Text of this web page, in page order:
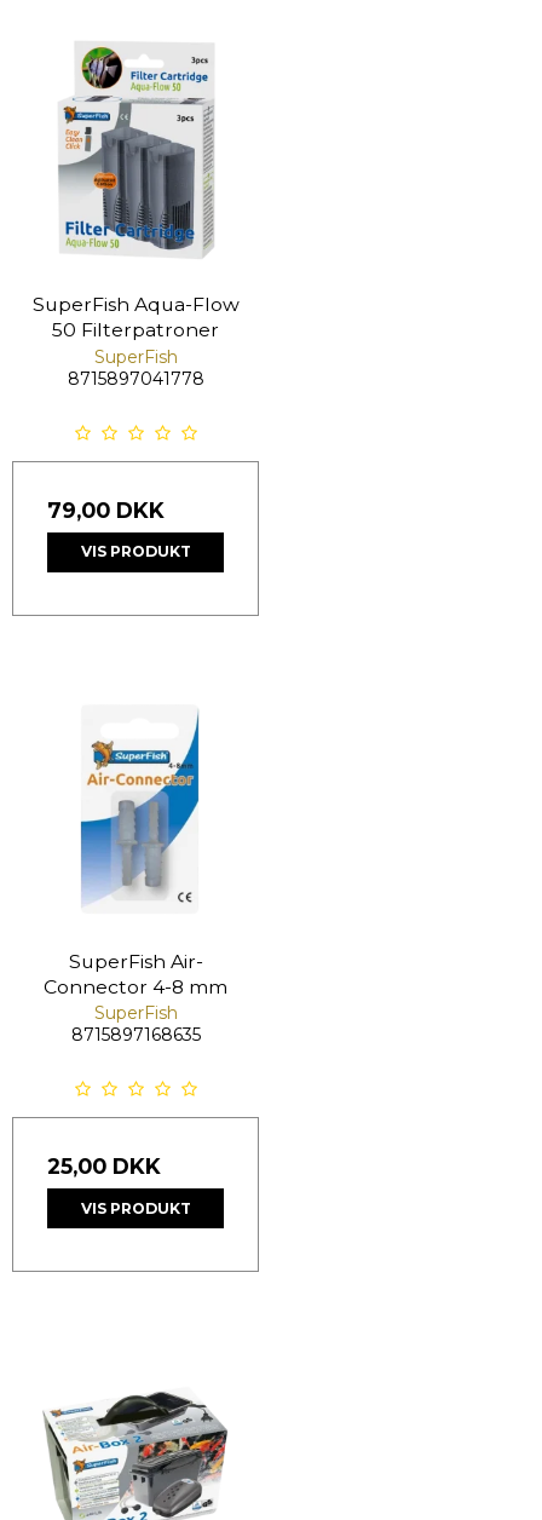
SuperFish Aqua-Flow
50 Filterpatroner
SuperFish
8715897041778
79,00 DKK
VIS PRODUKT
SuperFish Air-
Connector 4-8 mm
SuperFish
8715897168635
25,00 DKK
VIS PRODUKT